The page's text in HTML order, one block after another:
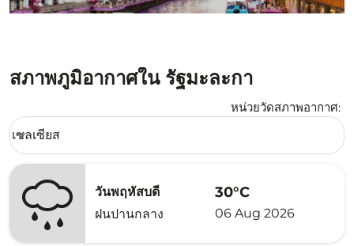
สภาพภูมิอากาศใน รัฐมะละกา
หน่วยวัดสภาพอากาศ:
Weather unit option เซลเซียส Selected
เซลเซียส
keyboard_arrow_down
วันพฤหัสบดี
ฝนปานกลาง
30°C
06 Aug 2026